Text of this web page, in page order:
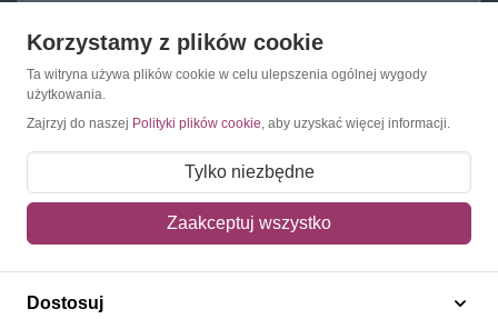
O Znaczkopol.pl
O nas
Regulamin
Polityka prywatności
Korzystamy z plików cookie
Ta witryna używa plików cookie w celu ulepszenia ogólnej wygody
użytkowania.
Zajrzyj do naszej Polityki plików cookie, aby uzyskać więcej informacji.
Tylko niezbędne
Zaakceptuj wszystko
Dostosuj